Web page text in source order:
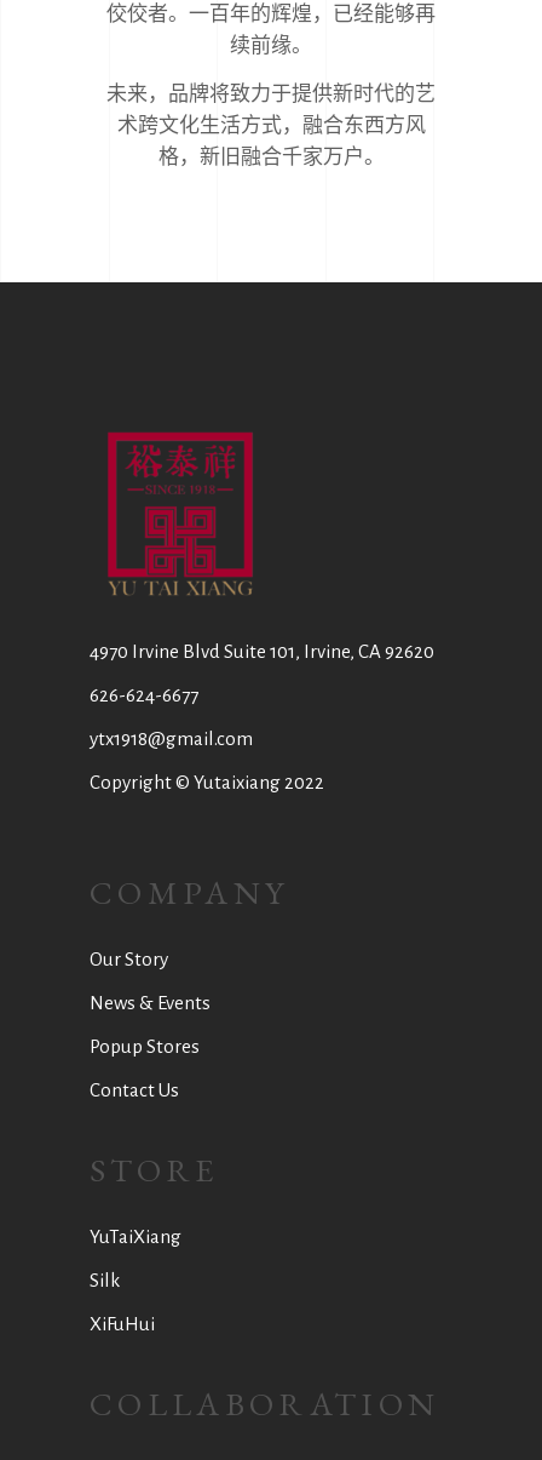
佼佼者。一百年的辉煌，已经能够再
续前缘。
未来，品牌将致力于提供新时代的艺
术跨文化生活方式，融合东西方风
格，新旧融合千家万户。
4970 Irvine Blvd Suite 101, Irvine, CA 92620
626-624-6677
ytx1918@gmail.com
Copyright © Yutaixiang 2022
COMPANY
Our Story
News & Events
Popup Stores
Contact Us
STORE
YuTaiXiang
Silk
XiFuHui
COLLABORATION